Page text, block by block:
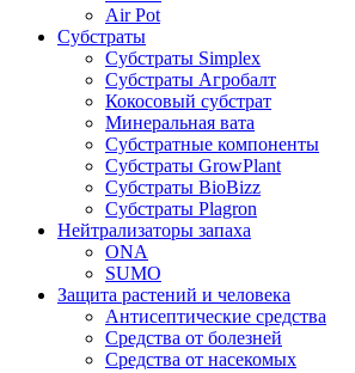
Air Pot
Субстраты
Субстраты Simplex
Субстраты Агробалт
Кокосовый субстрат
Минеральная вата
Субстратные компоненты
Субстраты GrowPlant
Субстраты BioBizz
Субстраты Plagron
Нейтрализаторы запаха
ONA
SUMO
Защита растений и человека
Антисептические средства
Средства от болезней
Средства от насекомых